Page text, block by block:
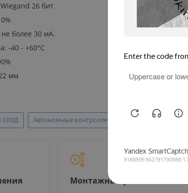
26 бит
более 30 мА.
-40 - +60°С
мм
СКУД Автономные контроллеры со считывателем карт
Монтажные работы